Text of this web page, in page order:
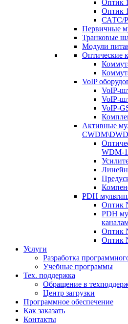
Оптик
Оптик
САТС/
Первичные
Транковые
Модули
Оптические
VoIP
VoIP-
VoIP-
VoIP-
Активные
WDM-
PDH
Оптик
PDH
Оптик
Оптик
Услуги
Разработка
Учебные программы
Тех. поддержка
Обращение в
Центр загрузки
Программное обеспечение
Как заказать
Контакты